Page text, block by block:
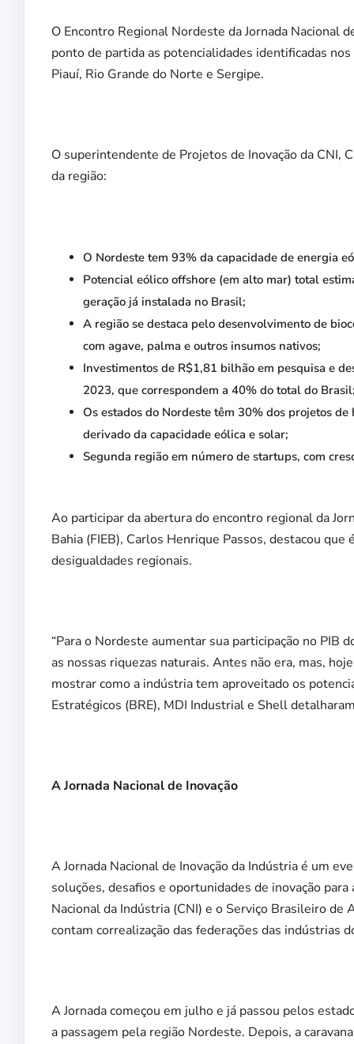
O Encontro Regional Nordeste da Jornada Nacional
ponto de partida as potencialidades identificadas
Piauí, Rio Grande do Norte e Sergipe.
O superintendente de Projetos de Inovação da CNI,
da região:
O Nordeste tem 93% da capacidade de energia
Potencial eólico offshore (em alto mar) total
geração já instalada no Brasil;
A região se destaca pelo desenvolvimento de
com agave, palma e outros insumos nativos;
Investimentos de R$1,81 bilhão em pesquisa e
2023, que correspondem a 40% do total do
Os estados do Nordeste têm 30% dos projetos
derivado da capacidade eólica e solar;
Segunda região em número de startups, com
Ao participar da abertura do encontro regional da
Bahia (FIEB), Carlos Henrique Passos, destacou
desigualdades regionais.
“Para o Nordeste aumentar sua participação no PIB
as nossas riquezas naturais. Antes não era, mas,
mostrar como a indústria tem aproveitado os
Estratégicos (BRE), MDI Industrial e Shell
A Jornada Nacional de Inovação
A Jornada Nacional de Inovação da Indústria é um
soluções, desafios e oportunidades de inovação
Nacional da Indústria (CNI) e o Serviço Brasileiro de
contam correalização das federações das indústrias
A Jornada começou em julho e já passou pelos
a passagem pela região Nordeste. Depois, a